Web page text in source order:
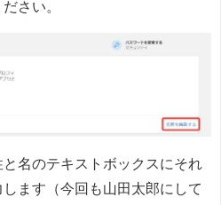
さい。
名のテキストボックスにそれ
ます（今回も山田太郎にして